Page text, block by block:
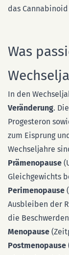
das
Was
In den
Veränderung.
Progesteron
zum Eisprung
Wechseljahre
Prämenopause
Gleichgewichts
Perimenopause
Ausbleiben der
die
Menopause
Postmenopause